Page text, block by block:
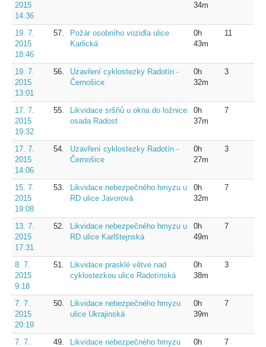
2015
14:36
34m
19. 7.
2015
18:46
57.
Požár osobního vozidla ulice
Karlická
0h
43m
11
19. 7.
2015
13:01
56.
Uzavření cyklostezky Radotín -
Černošice
0h
32m
3
17. 7.
2015
19:32
55.
Likvidace sršňů u okna do ložnice
osada Radost
0h
37m
7
17. 7.
2015
14:06
54.
Uzavření cyklostezky Radotín -
Černošice
0h
27m
3
15. 7.
2015
19:08
53.
Likvidace nebezpečného hmyzu u
RD ulice Javorová
0h
32m
7
13. 7.
2015
17:31
52.
Likvidace nebezpečného hmyzu u
RD ulice Karlštejnská
0h
49m
7
8. 7.
2015
9:18
51.
Likvidace prasklé větve nad
cyklostezkou ulice Radotínská
0h
38m
3
7. 7.
2015
20:19
50.
Likvidace nebezpečného hmyzu
ulice Ukrajinská
0h
39m
7
7. 7.
49.
Likvidace nebezpečného hmyzu
0h
7